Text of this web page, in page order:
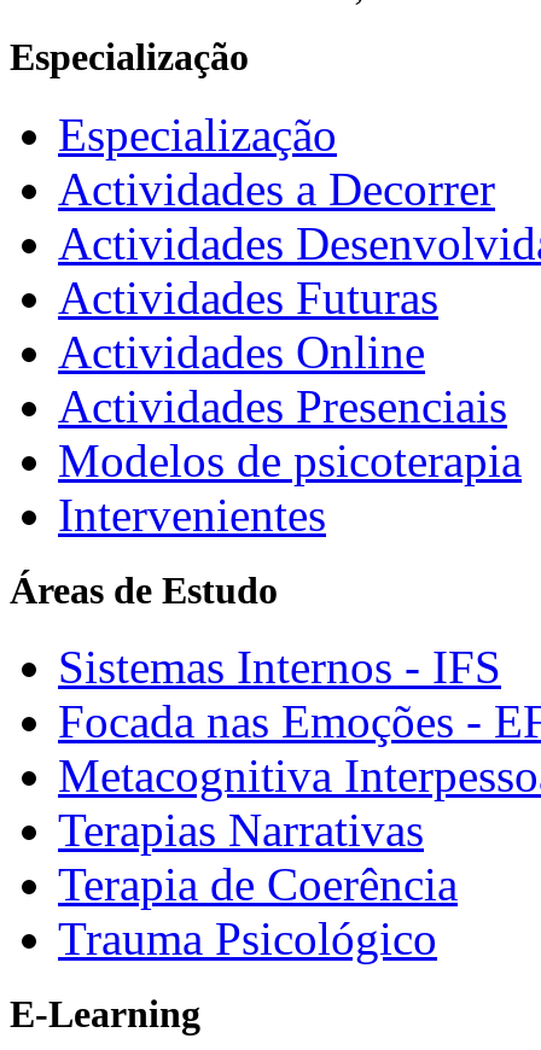
Especialização
Especialização
Actividades a Decorrer
Actividades
Actividades Futuras
Actividades Online
Actividades Presenciais
Modelos de psicoterapia
Intervenientes
Áreas de Estudo
Sistemas Internos - IFS
Focada nas Emoções -
Metacognitiva
Terapias Narrativas
Terapia de Coerência
Trauma Psicológico
E-Learning